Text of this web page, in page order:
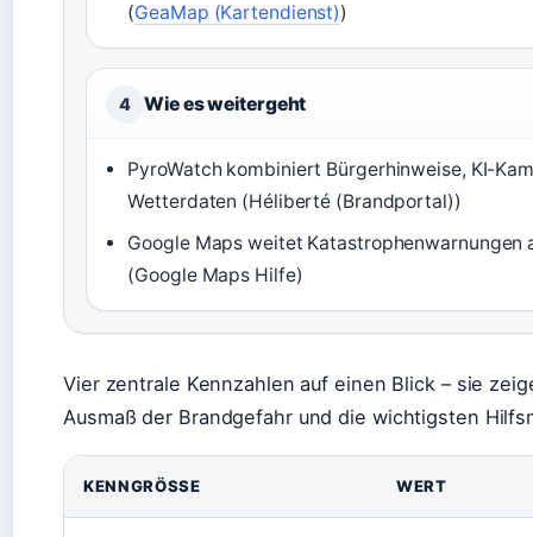
(GeaMap (Kartendienst))
4 Wie es weitergeht
PyroWatch kombiniert Bürgerhinweise, KI-
Wetterdaten (Héliberté (Brandportal))
Google Maps weitet Katastrophenwarnungen
(Google Maps Hilfe)
Vier zentrale Kennzahlen auf einen Blick – sie
Ausmaß der Brandgefahr und die wichtigsten
KENNGRÖSSE WERT